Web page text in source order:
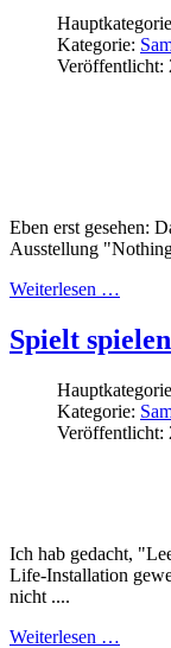
Kategorie:
Veröffentlicht:
Eben erst gesehen:
Ausstellung
Weiterlesen …
Spielt
Kategorie:
Veröffentlicht:
Ich hab gedacht,
Life-Installation
nicht ....
Weiterlesen …